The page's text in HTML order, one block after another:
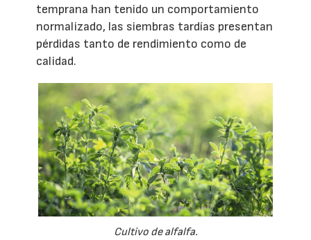
temprana han tenido un comportamiento
normalizado, las siembras tardías presentan
pérdidas tanto de rendimiento como de
calidad.
Cultivo de alfalfa.